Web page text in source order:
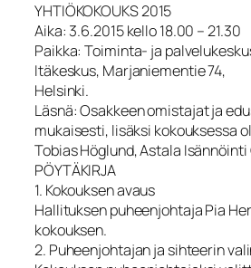
YHTIÖKOKOUKS 2015
Aika: 3.6.2015 kello 18.00 – 21.30
Paikka: Toiminta- ja
Itäkeskus, Marjaniementie 74,
Helsinki.
Läsnä: Osakkeen omistajat ja
mukaisesti, lisäksi kokouksessa
Tobias Höglund, Astala Isännöinti
PÖYTÄKIRJA
1. Kokouksen avaus
Hallituksen puheenjohtaja Pia
kokouksen.
2. Puheenjohtajan ja sihteerin